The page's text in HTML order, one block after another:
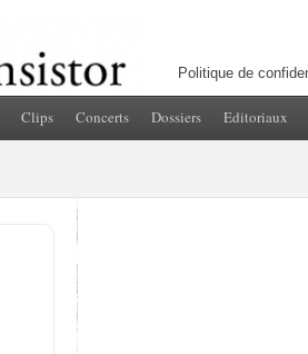
Politique de
Clips Concerts Dossiers Editoriaux